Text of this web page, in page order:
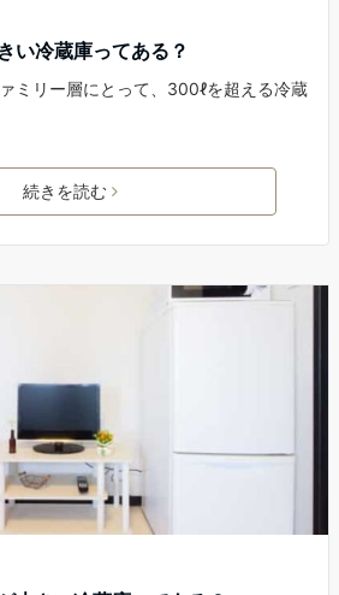
い冷蔵庫ってある？
ミリー層にとって、300ℓを超える冷蔵
続きを読む